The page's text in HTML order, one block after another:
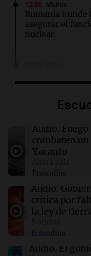
12:36 Mundo
Rumania hunde
asegurar el
nuclear
jueves 6 de
El Coro
con Nelson
decreto
12:28 Clima
Clima en
este jueves 6 de
Clima en
este jueves 6 de
Audio.
combaten
Yacanto
Episodios
Audio.
crítica por
la ley de
Episodios
Audio. El